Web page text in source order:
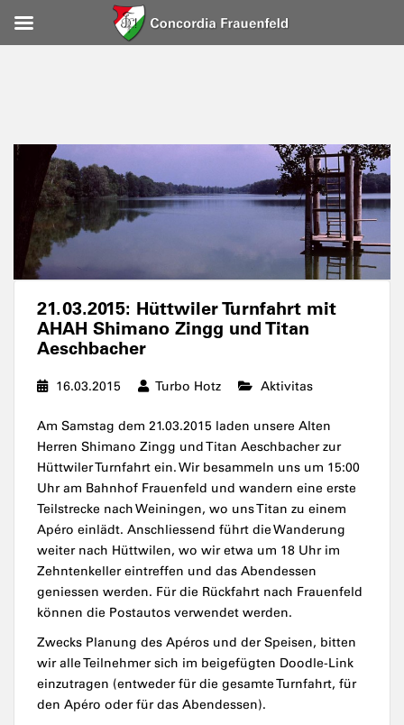
21.03.2015: Hüttwiler Turnfahrt mit
AHAH Shimano Zingg und Titan
Aeschbacher
16.03.2015 Turbo Hotz Aktivitas
Am Samstag dem 21.03.2015 laden unsere Alten
Herren Shimano Zingg und Titan Aeschbacher zur
Hüttwiler Turnfahrt ein. Wir besammeln uns um 15:00
Uhr am Bahnhof Frauenfeld und wandern eine erste
Teilstrecke nach Weiningen, wo uns Titan zu einem
Apéro einlädt. Anschliessend führt die Wanderung
weiter nach Hüttwilen, wo wir etwa um 18 Uhr im
Zehntenkeller eintreffen und das Abendessen
geniessen werden. Für die Rückfahrt nach Frauenfeld
können die Postautos verwendet werden.
Zwecks Planung des Apéros und der Speisen, bitten
wir alle Teilnehmer sich im beigefügten Doodle-Link
einzutragen (entweder für die gesamte Turnfahrt, für
den Apéro oder für das Abendessen).